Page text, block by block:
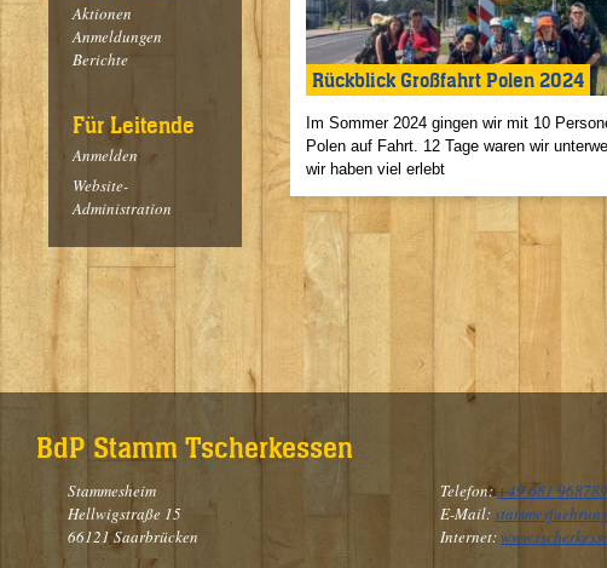
Aktionen
Anmeldungen
Berichte
Für Leitende
Anmelden
Website-
Administration
Rückblick Großfahrt Polen 2024
Im Sommer 2024 gingen wir mit 10
Polen auf Fahrt. 12 Tage waren wir
wir haben viel erlebt
BdP Stamm Tscherkessen
Stammesheim
Hellwigstraße 15
66121 Saarbrücken
Telefon:+49 681
E-Mail:
Internet: